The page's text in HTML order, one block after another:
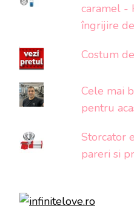
caramel -
îngrijire
Costum
Cele mai
pentru
Storcator
pareri si